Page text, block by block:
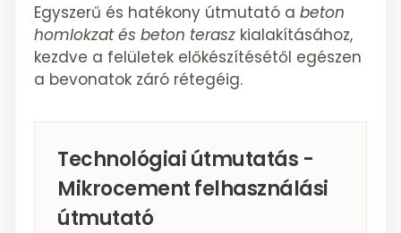
Egyszerű és hatékony útmutató a beton
homlokzat és beton terasz kialakításához,
kezdve a felületek előkészítésétől egészen
a bevonatok záró rétegéig.
Technológiai útmutatás -
Mikrocement felhasználási
útmutató